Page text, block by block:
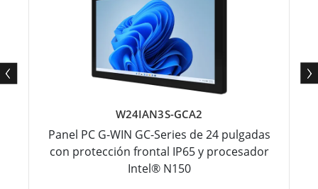
W24IAN3S-GCA2
Panel PC G-WIN GC-Series de 24 pulgadas
con protección frontal IP65 y procesador
Intel® N150